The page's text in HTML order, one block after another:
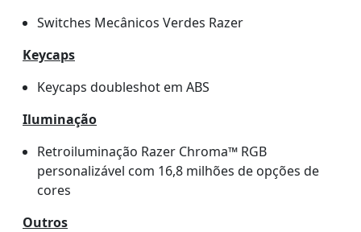
Switches Mecânicos Verdes Razer
Keycaps
Keycaps doubleshot em ABS
Iluminação
Retroiluminação Razer Chroma™ RGB
personalizável com 16,8 milhões de opções de
cores
Outros